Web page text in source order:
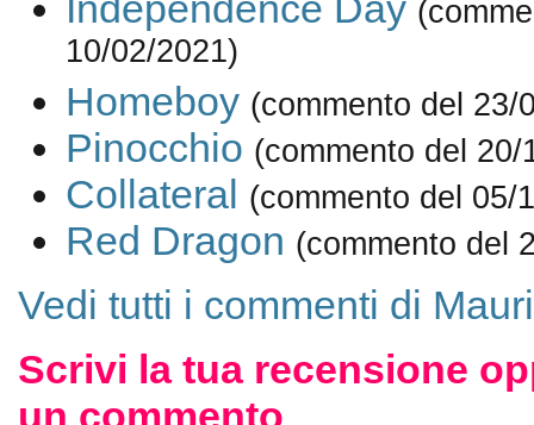
10/02/2021)
Homeboy (commento del 23/
Pinocchio (commento del 20/
Collateral (commento del 05/
Red Dragon (commento del
Vedi tutti i commenti di
Scrivi la tua recensione
un commento